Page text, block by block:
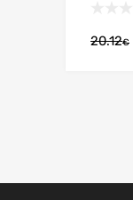
20.12€